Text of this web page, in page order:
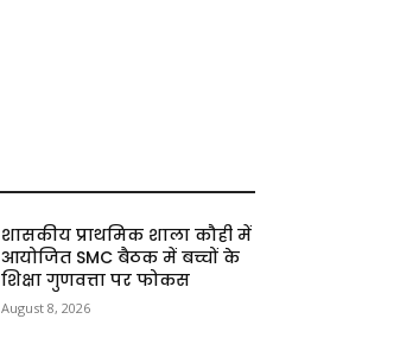
शासकीय प्राथमिक शाला कौही में
आयोजित SMC बैठक में बच्चों के
शिक्षा गुणवत्ता पर फोकस
August 8, 2026